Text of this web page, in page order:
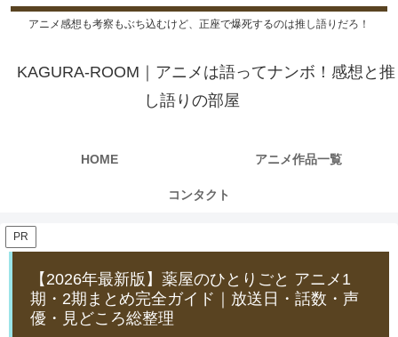
アニメ感想も考察もぶち込むけど、正座で爆死するのは推し語りだろ！
KAGURA-ROOM｜アニメは語ってナンボ！感想と推
し語りの部屋
HOME アニメ作品一覧
コンタクト
PR
【2026年最新版】薬屋のひとりごと アニメ1
期・2期まとめ完全ガイド｜放送日・話数・声
優・見どころ総整理